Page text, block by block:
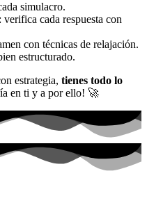
simulacro.
cada respuesta con
con técnicas de relajación.
estructurado.
estrategia, tienes todo lo
en ti y a por ello! 🚀